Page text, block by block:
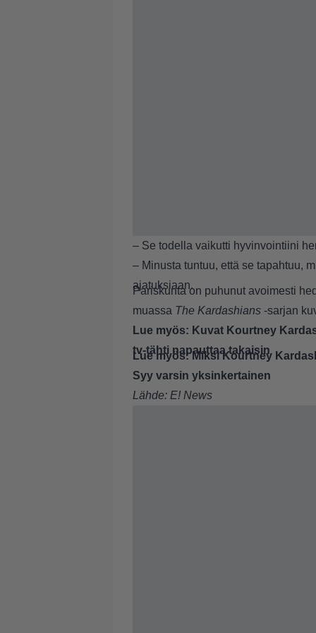
– Se todella vaikutti hyvinvointiini
– Minusta tuntuu, että se tapahtuu,
ajatuksiaan.
Pariskunta on puhunut avoimesti
muassa The Kardashians -sarjan
Lue myös: Kuvat Kourtney
tv-tähti napauttaa takaisin
Lue myös:Miksi Kourtney
Syy varsin yksinkertainen
Lähde: E! News